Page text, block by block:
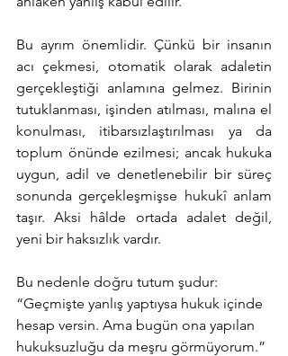
Bu ayrım önemlidir. Çünkü bir insanın
acı çekmesi, otomatik olarak adaletin
gerçekleştiği anlamına gelmez. Birinin
tutuklanması, işinden atılması, malına el
konulması, itibarsızlaştırılması ya da
toplum önünde ezilmesi; ancak hukuka
uygun, adil ve denetlenebilir bir süreç
sonunda gerçekleşmişse hukukî anlam
taşır. Aksi hâlde ortada adalet değil,
yeni bir haksızlık vardır.
Bu nedenle doğru tutum şudur:
“Geçmişte yanlış yaptıysa hukuk içinde
hesap versin. Ama bugün ona yapılan
hukuksuzluğu da meşru görmüyorum.”